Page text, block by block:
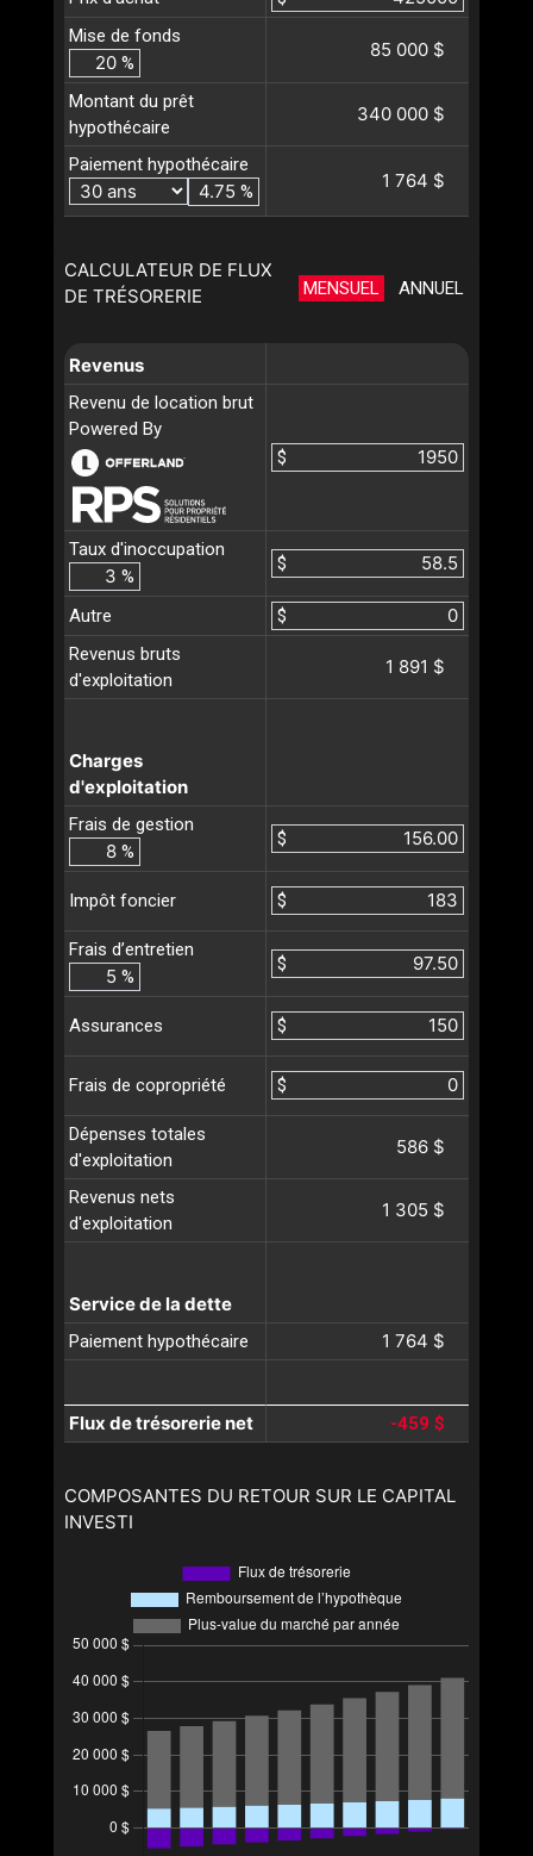
Mise de fonds
%
85 000 $
Montant du prêt
hypothécaire
340 000 $
Paiement hypothécaire
%
1 764 $
CALCULATEUR DE FLUX
DE TRÉSORERIE
MENSUEL ANNUEL
Revenus
Revenu de location brut
Powered By
$
Taux d'inoccupation
%
$
Autre
$
Revenus bruts
d'exploitation
1 891 $
Charges
d'exploitation
Frais de gestion
%
$
Impôt foncier $
Frais d’entretien
%
$
Assurances $
Frais de copropriété $
Dépenses totales
d'exploitation
586 $
Revenus nets
d'exploitation
1 305 $
Service de la dette
Paiement hypothécaire 1 764 $
Flux de trésorerie net -459 $
COMPOSANTES DU RETOUR SUR LE CAPITAL
INVESTI